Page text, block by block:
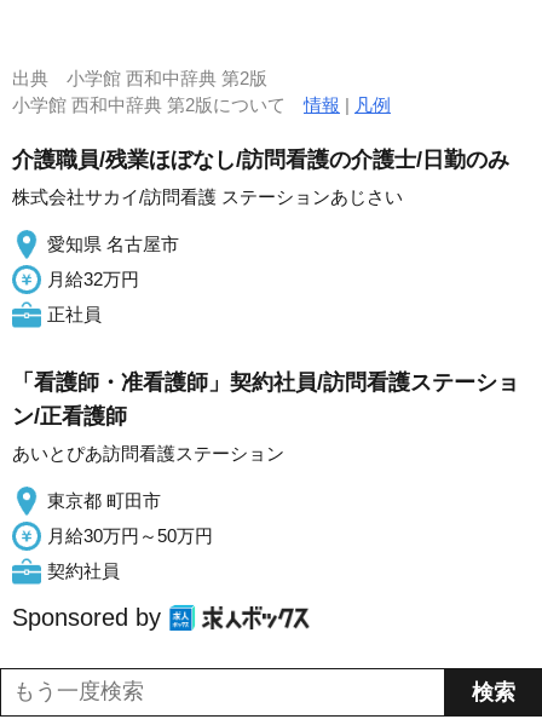
出典 小学館 西和中辞典 第2版
小学館 西和中辞典 第2版について情報 | 凡例
介護職員/残業ほぼなし/訪問看護の介護士/日勤のみ
株式会社サカイ/訪問看護 ステーションあじさい
愛知県 名古屋市
月給32万円
正社員
「看護師・准看護師」契約社員/訪問看護ステーショ
ン/正看護師
あいとぴあ訪問看護ステーション
東京都 町田市
月給30万円～50万円
契約社員
Sponsored by